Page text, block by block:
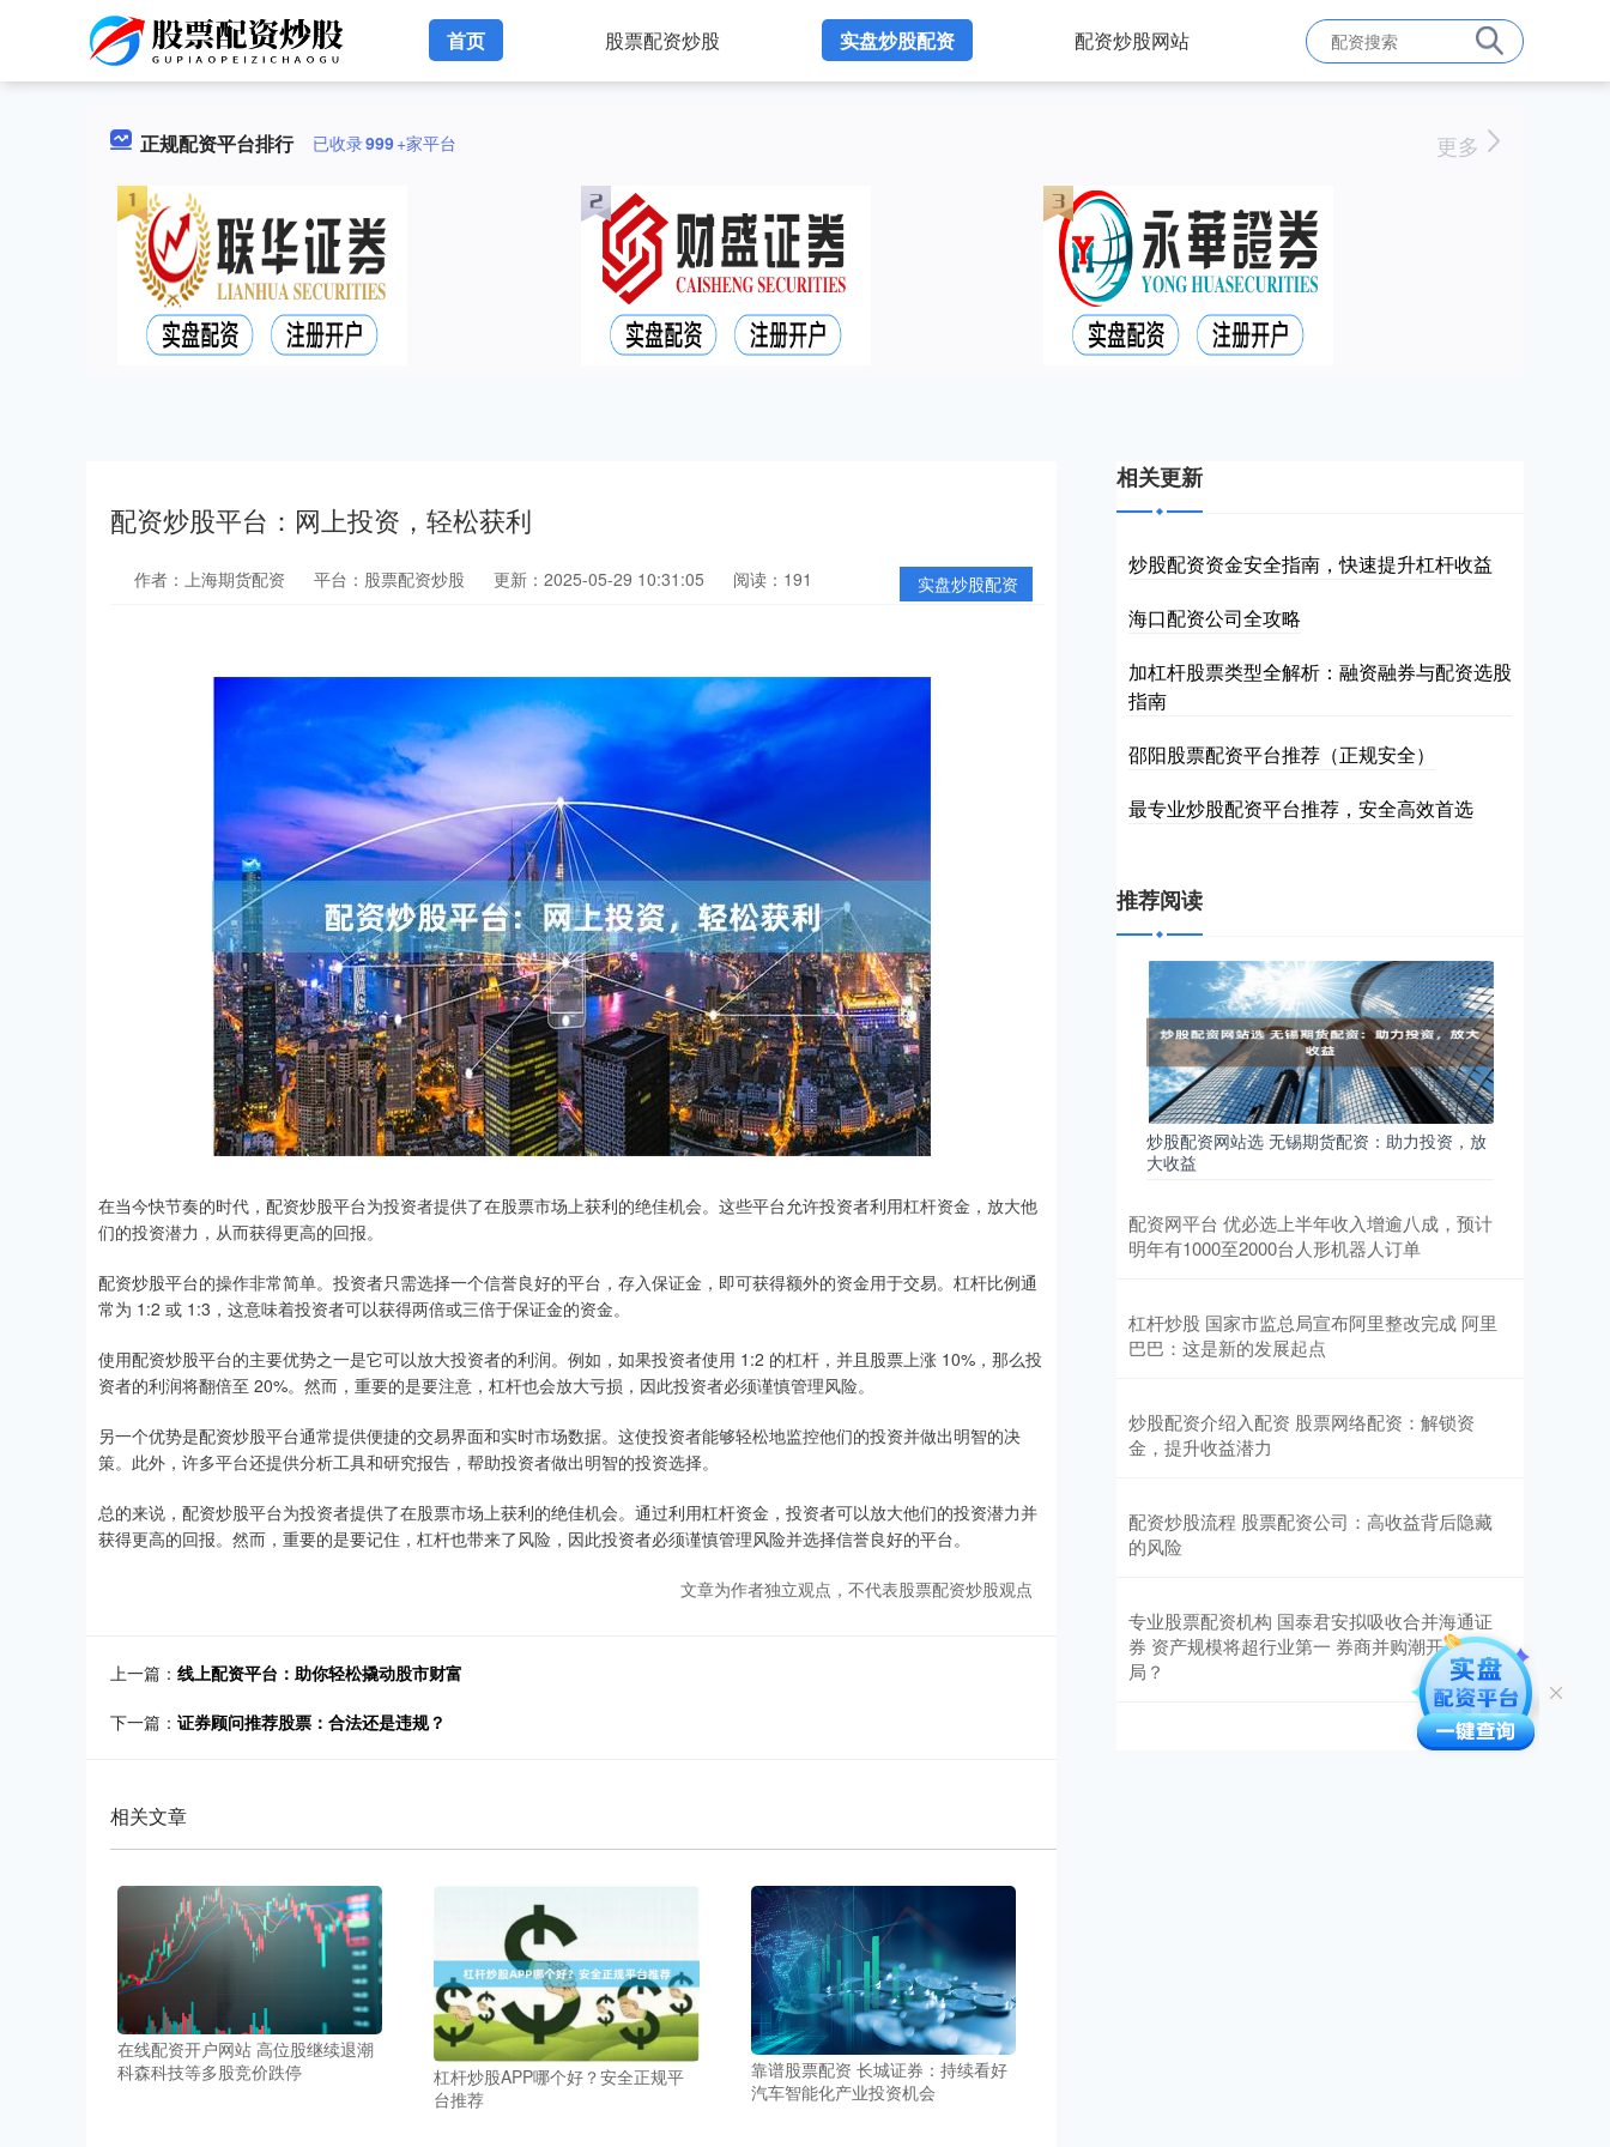
首页 股票配资炒股 实盘炒股配资 配资炒股网站
正规配资平台排行 已收录999+家平台 更多
配资炒股平台：网上投资，轻松获利
实盘炒股配资
作者：上海期货配资 平台：股票配资炒股 更新：2025-05-29 10:31:05 阅读：191
在当今快节奏的时代，配资炒股平台为投资者提供了在股票市场上获利的绝佳机会。这些平台允许投资者利用杠杆资金，放大他
们的投资潜力，从而获得更高的回报。
配资炒股平台的操作非常简单。投资者只需选择一个信誉良好的平台，存入保证金，即可获得额外的资金用于交易。杠杆比例通
常为 1:2 或 1:3，这意味着投资者可以获得两倍或三倍于保证金的资金。
使用配资炒股平台的主要优势之一是它可以放大投资者的利润。例如，如果投资者使用 1:2 的杠杆，并且股票上涨 10%，那么投
资者的利润将翻倍至 20%。然而，重要的是要注意，杠杆也会放大亏损，因此投资者必须谨慎管理风险。
另一个优势是配资炒股平台通常提供便捷的交易界面和实时市场数据。这使投资者能够轻松地监控他们的投资并做出明智的决
策。此外，许多平台还提供分析工具和研究报告，帮助投资者做出明智的投资选择。
总的来说，配资炒股平台为投资者提供了在股票市场上获利的绝佳机会。通过利用杠杆资金，投资者可以放大他们的投资潜力并
获得更高的回报。然而，重要的是要记住，杠杆也带来了风险，因此投资者必须谨慎管理风险并选择信誉良好的平台。
文章为作者独立观点，不代表股票配资炒股观点
上一篇： 线上配资平台：助你轻松撬动股市财富
下一篇： 证券顾问推荐股票：合法还是违规？
相关文章
在线配资开户网站 高位股继续退潮
科森科技等多股竞价跌停
杠杆炒股APP哪个好？安全正规平
台推荐
靠谱股票配资 长城证券：持续看好
汽车智能化产业投资机会
相关更新
炒股配资资金安全指南，快速提升杠杆收益
海口配资公司全攻略
加杠杆股票类型全解析：融资融券与配资选股
指南
邵阳股票配资平台推荐（正规安全）
最专业炒股配资平台推荐，安全高效首选
推荐阅读
炒股配资网站选 无锡期货配资：助力投资，放
大收益
配资网平台 优必选上半年收入增逾八成，预计
明年有1000至2000台人形机器人订单
杠杆炒股 国家市监总局宣布阿里整改完成 阿里
巴巴：这是新的发展起点
炒股配资介绍入配资 股票网络配资：解锁资
金，提升收益潜力
配资炒股流程 股票配资公司：高收益背后隐藏
的风险
专业股票配资机构 国泰君安拟吸收合并海通证
券 资产规模将超行业第一 券商并购潮开启新变
局？